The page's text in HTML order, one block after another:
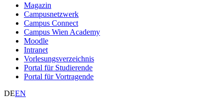
Magazin
Campusnetzwerk
Campus Connect
Campus Wien Academy
Moodle
Intranet
Vorlesungsverzeichnis
Portal für Studierende
Portal für Vortragende
DEEN